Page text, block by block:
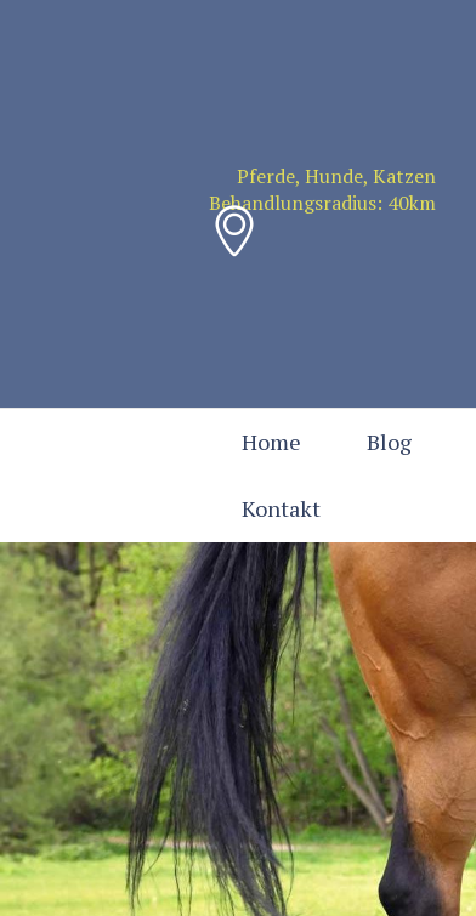
Pferde, Hunde, Katzen
Behandlungsradius: 40km
Home Blog
Kontakt